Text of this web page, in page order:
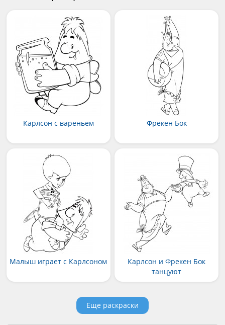
Карлсон с вареньем Фрекен Бок
Малыш играет с Карлсоном
Карлсон и Фрекен Бок
танцуют
Еще раскраски